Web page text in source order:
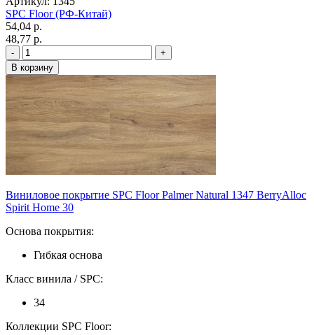
SPC Floor (РФ-Китай)
54,04 p.
48,77 p.
Виниловое покрытие SPC Floor Palmer Natural 1347 BerryAlloc
Spirit Home 30
Основа покрытия:
Гибкая основа
Класс винила / SPC:
34
Коллекции SPC Floor: